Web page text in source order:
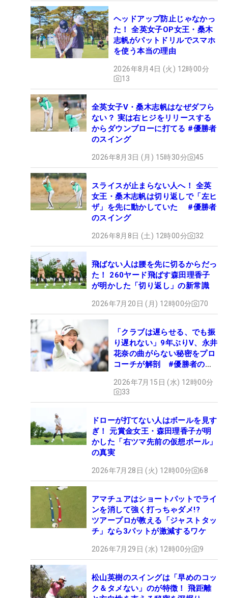
ヘッドアップ防止じゃなかっ
た！ 全英女子OP女王・桑木
志帆がパットドリルでスマホ
を使う本当の理由
2026年8月4日 (火) 12時00分
13
全英女子V・桑木志帆はなぜダフら
ない？ 実は右ヒジをリリースする
からダウンブローに打てる #優勝者
のスイング
2026年8月3日 (月) 15時30分 45
スライスが止まらない人へ！ 全英
女王・桑木志帆は切り返しで「左ヒ
ザ」を先に動かしていた #優勝者
のスイング
2026年8月8日 (土) 12時00分 32
飛ばない人は腰を先に切るからだっ
た！ 260ヤード飛ばす森田理香子
が明かした「切り返し」の新常識
2026年7月20日 (月) 12時00分 70
「クラブは遅らせる、でも振
り遅れない」9年ぶりV、永井
花奈の曲がらない秘密をプロ
コーチが解剖 #優勝者のス
2026年7月15日 (水) 12時00分
33
ドローが打てない人はボールを見す
ぎ！ 元賞金女王・森田理香子が明
かした「右ツマ先前の仮想ボール」
の真実
2026年7月28日 (火) 12時00分 68
アマチュアはショートパットでライ
ンを消して強く打っちゃダメ!?
ツアープロが教える「ジャストタッ
チ」なら3パットが激減するワケ
2026年7月29日 (水) 12時00分 9
松山英樹のスイングは「早めのコッ
ク＆タメない」のが特徴！ 飛距離